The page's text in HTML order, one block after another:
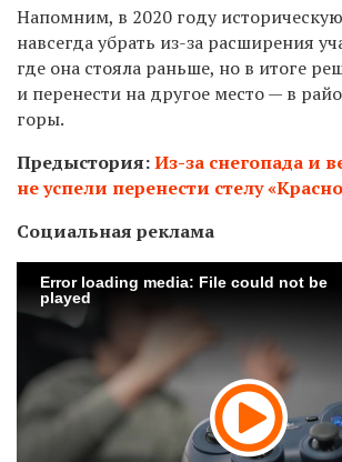
Напомним, в 2020 году историческую
навсегда убрать из-за расширения
где она стояла раньше, но в итоге
и перенести на другое место — в
горы.
Предыстория:Из-за снегопада и
не успели перенести стелу
Социальная реклама
Error loading media: File could not be
played